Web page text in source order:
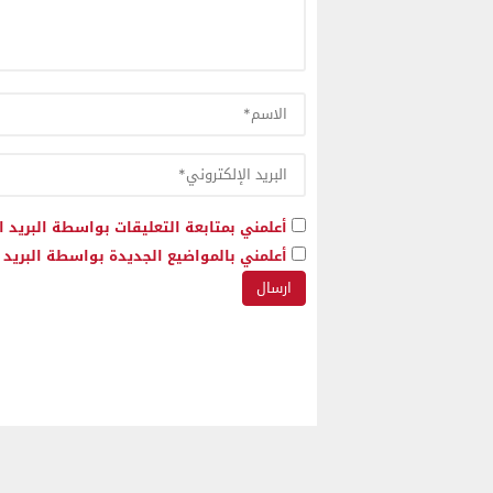
أعلمني بمتابعة التعليقات بواسطة البريد
أعلمني بالمواضيع الجديدة بواسطة البريد